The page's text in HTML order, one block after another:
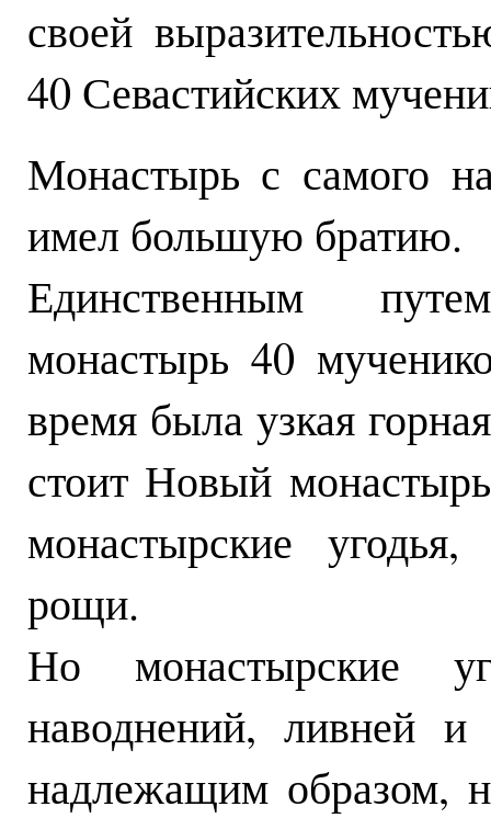
своей
40 Севастийских
Монастырь с самого
имел большую братию.
Единственным
монастырь 40
время была узкая
стоит Новый
монастырские
рощи.
Но монастырские
наводнений, ливней
надлежащим образом,